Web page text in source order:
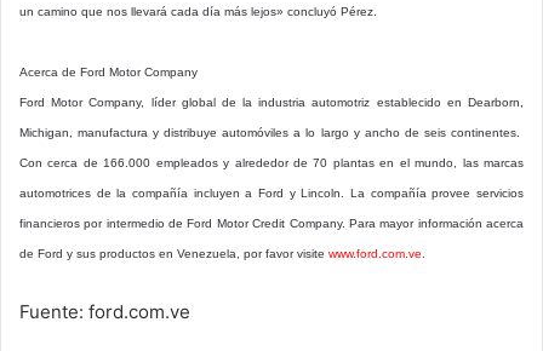
un camino que nos llevará cada día más lejos» concluyó Pérez.
Acerca de Ford Motor Company
Ford Motor Company, líder global de la industria automotriz establecido en Dearborn,
Michigan, manufactura y distribuye automóviles a lo largo y ancho de seis continentes.
Con cerca de 166.000 empleados y alrededor de 70 plantas en el mundo, las marcas
automotrices de la compañía incluyen a Ford y Lincoln. La compañía provee servicios
financieros por intermedio de Ford Motor Credit Company. Para mayor información acerca
de Ford y sus productos en Venezuela, por favor visite www.ford.com.ve
Fuente: ford.com.ve